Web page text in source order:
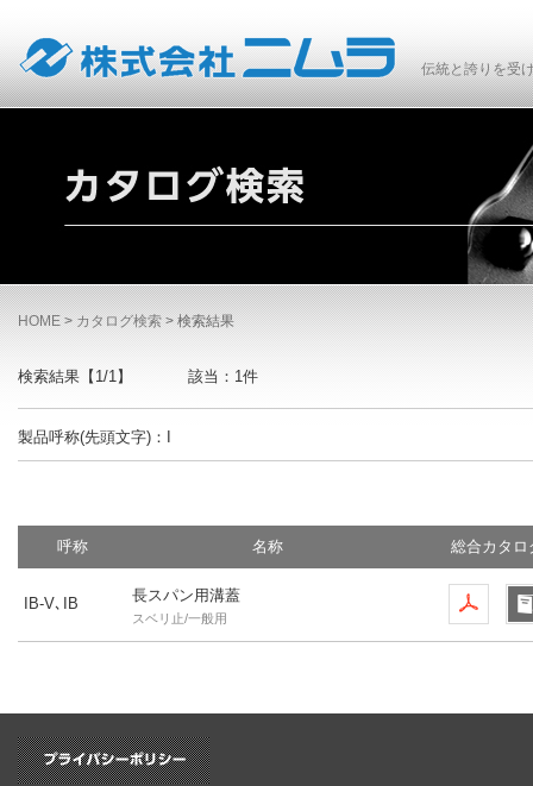
伝統と誇りを受
HOME > カタログ検索 > 検索結果
検索結果【1/1】 該当：1件
製品呼称(先頭文字)：I
呼称 名称 総合カタロ
IB-V､IB 長スパン用溝蓋
スベリ止/一般用